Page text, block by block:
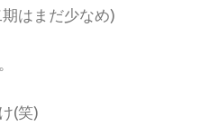
はまだ少なめ)
(笑)